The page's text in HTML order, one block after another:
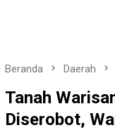
Beranda Daerah
Tanah
Diserobot,